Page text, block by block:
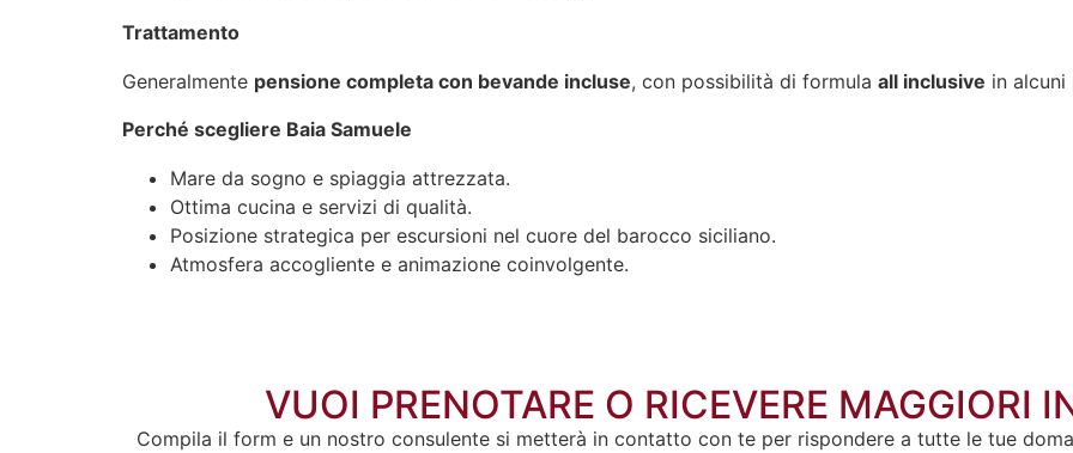
Trattamento
Generalmente pensione completa con bevande incluse, con possibilità di formula all inclusive in alcuni
Perché scegliere Baia Samuele
Mare da sogno e spiaggia attrezzata.
Ottima cucina e servizi di qualità.
Posizione strategica per escursioni nel cuore del barocco siciliano.
Atmosfera accogliente e animazione coinvolgente.
VUOI PRENOTARE O RICEVERE MAGGIORI
Compila il form e un nostro consulente si metterà in contatto con te per rispondere a tutte le tue